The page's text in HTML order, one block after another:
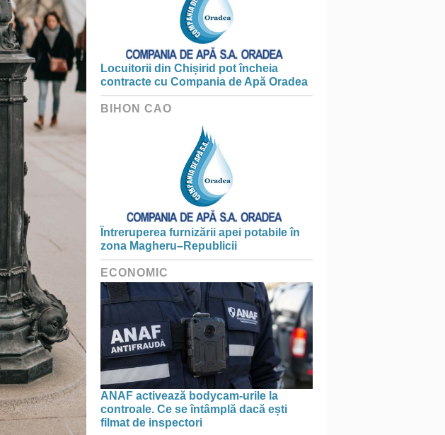
Locuitorii din Chișirid pot încheia
contracte cu Compania de Apă Oradea
BIHON CAO
Întreruperea furnizării apei potabile în
zona Magheru–Republicii
ECONOMIC
ANAF activează bodycam-urile la
controale. Ce se întâmplă dacă ești
filmat de inspectori